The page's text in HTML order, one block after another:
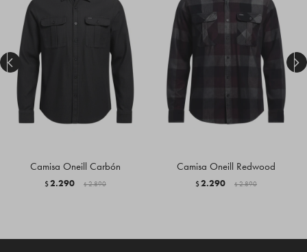
Camisa Oneill Carbón
$2.290 $ 2.890
Camisa Oneill Redwood
$2.290 $ 2.890
 